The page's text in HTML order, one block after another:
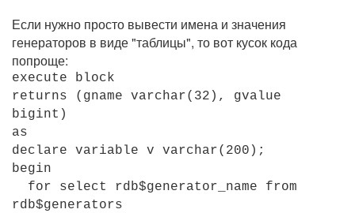
Если нужно просто вывести имена и значения
генераторов в виде "таблицы", то вот кусок кода
попроще:
execute block
returns (gname varchar(32), gvalue
bigint)
as
declare variable v varchar(200);
begin
for select rdb$generator_name from
rdb$generators